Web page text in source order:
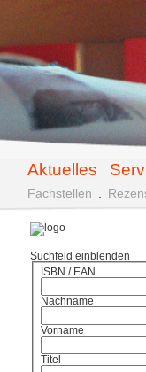
Aktuelles
Fachstellen
Suchfeld einblenden
ISBN / EAN
Nachname
Vorname
Titel